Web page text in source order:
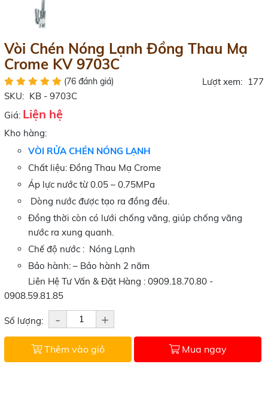
Vòi Chén Nóng Lạnh Đồng Thau Mạ
Crome KV 9703C
(76 đánh giá) Lượt xem: 177
SKU: KB - 9703C
Giá: Liện hệ
Kho hàng:
VÒI RỬA CHÉN NÓNG LẠNH
Chất liệu: Đồng Thau Mạ Crome
Áp lực nước từ 0.05 – 0.75MPa
Dòng nước được tạo ra đồng đều.
Đồng thời còn có lưới chống văng, giúp chống văng
nước ra xung quanh.
Chế độ nước : Nóng Lạnh
Bảo hành: – Bảo hành 2 năm
Liên Hệ Tư Vấn & Đặt Hàng : 0909.18.70.80 -
0908.59.81.85
Số lượng: - +
Thêm vào giỏ Mua ngay